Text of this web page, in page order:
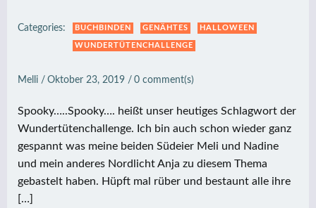
Categories: BUCHBINDEN GENÄHTES HALLOWEEN
WUNDERTÜTENCHALLENGE
Melli / Oktober 23, 2019 / 0 comment(s)
Spooky…..Spooky…. heißt unser heutiges Schlagwort der
Wundertütenchallenge. Ich bin auch schon wieder ganz
gespannt was meine beiden Südeier Meli und Nadine
und mein anderes Nordlicht Anja zu diesem Thema
gebastelt haben. Hüpft mal rüber und bestaunt alle ihre
[…]